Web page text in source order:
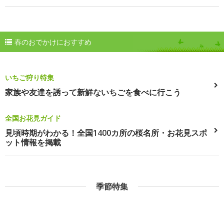
春のおでかけにおすすめ
いちご狩り特集
家族や友達を誘って新鮮ないちごを食べに行こう
全国お花見ガイド
見頃時期がわかる！全国1400カ所の桜名所・お花見スポ
ット情報を掲載
季節特集